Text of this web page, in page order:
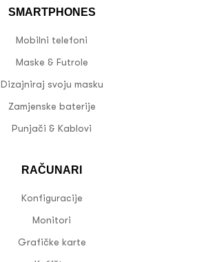
SMARTPHONES
Mobilni telefoni
Maske & Futrole
Dizajniraj svoju masku
Zamjenske baterije
Punjači & Kablovi
RAČUNARI
Konfiguracije
Monitori
Grafičke karte